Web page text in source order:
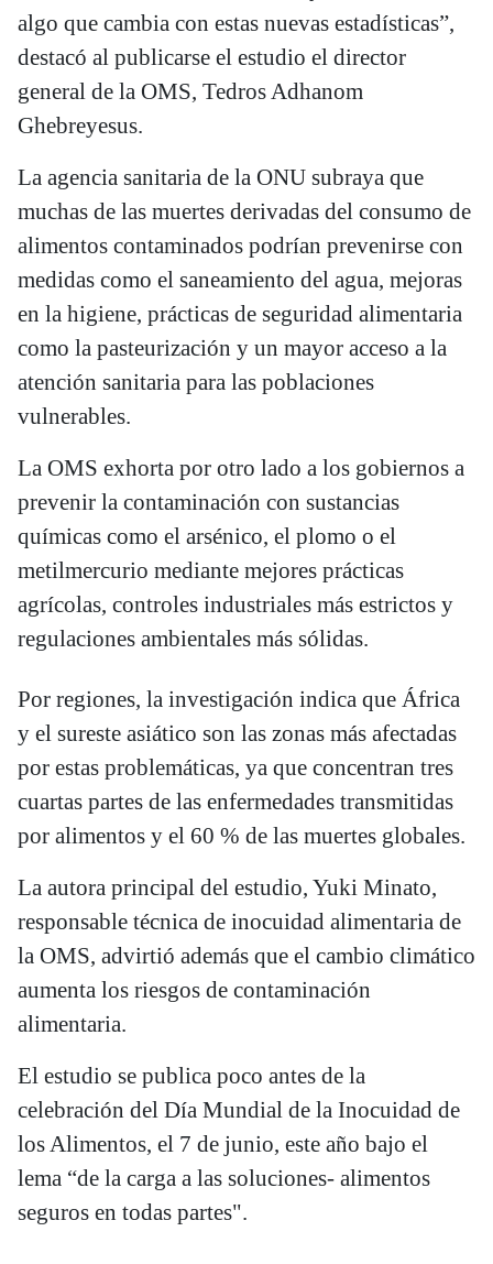
algo que cambia con estas nuevas estadísticas”,
destacó al publicarse el estudio el director
general de la OMS, Tedros Adhanom
Ghebreyesus.
La agencia sanitaria de la ONU subraya que
muchas de las muertes derivadas del consumo de
alimentos contaminados podrían prevenirse con
medidas como el saneamiento del agua, mejoras
en la higiene, prácticas de seguridad alimentaria
como la pasteurización y un mayor acceso a la
atención sanitaria para las poblaciones
vulnerables.
La OMS exhorta por otro lado a los gobiernos a
prevenir la contaminación con sustancias
químicas como el arsénico, el plomo o el
metilmercurio mediante mejores prácticas
agrícolas, controles industriales más estrictos y
regulaciones ambientales más sólidas.
Por regiones, la investigación indica que África
y el sureste asiático son las zonas más afectadas
por estas problemáticas, ya que concentran tres
cuartas partes de las enfermedades transmitidas
por alimentos y el 60 % de las muertes globales.
La autora principal del estudio, Yuki Minato,
responsable técnica de inocuidad alimentaria de
la OMS, advirtió además que el cambio climático
aumenta los riesgos de contaminación
alimentaria.
El estudio se publica poco antes de la
celebración del Día Mundial de la Inocuidad de
los Alimentos, el 7 de junio, este año bajo el
lema “de la carga a las soluciones- alimentos
seguros en todas partes".